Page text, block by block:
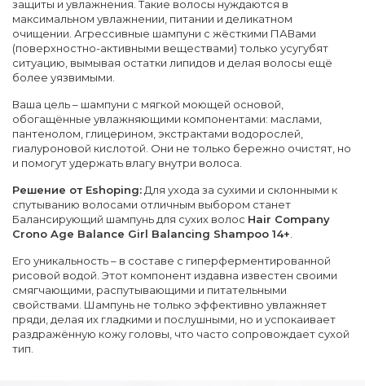
защиты и увлажнения. Такие волосы нуждаются в
максимальном увлажнении, питании и деликатном
очищении. Агрессивные шампуни с жёсткими ПАВами
(поверхностно-активными веществами) только усугубят
ситуацию, вымывая остатки липидов и делая волосы ещё
более уязвимыми.
Ваша цель – шампуни с мягкой моющей основой,
обогащённые увлажняющими компонентами: маслами,
пантенолом, глицерином, экстрактами водорослей,
гиалуроновой кислотой. Они не только бережно очистят, но
и помогут удержать влагу внутри волоса.
Решение от Eshoping:Для ухода за сухими и склонными к
спутыванию волосами отличным выбором станет
Балансирующий шампунь для сухих волос Hair Company
Crono Age Balance Girl Balancing Shampoo 14+.
Его уникальность – в составе с гиперферментированной
рисовой водой. Этот компонент издавна известен своими
смягчающими, распутывающими и питательными
свойствами. Шампунь не только эффективно увлажняет
пряди, делая их гладкими и послушными, но и успокаивает
раздражённую кожу головы, что часто сопровождает сухой
тип.